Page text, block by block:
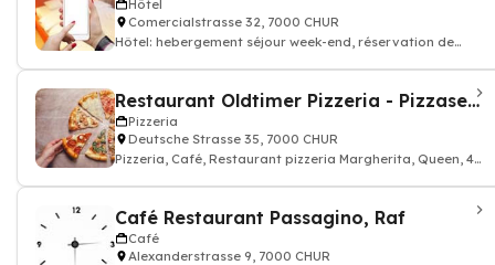
Hôtel
Comercialstrasse 32, 7000 CHUR
Hôtel: hebergement séjour week-end, réservation de
Restaurant Oldtimer Pizzeria - Pizzaservice
Pizzeria
Deutsche Strasse 35, 7000 CHUR
Pizzeria, Café, Restaurant pizzeria Margherita, Queen, 4
Café Restaurant Passagino, Raf
Café
Alexanderstrasse 9, 7000 CHUR